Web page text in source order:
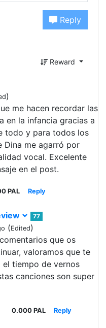
Reply
Reward
)
me hacen recordar las
en la infancia gracias a
todo y para todos los
Dina me agarró por
vocal. Excelente
en el post.
PAL Reply
77
(Edited)
que os
valoramos que te
el tiempo de vernos
canciones son super
0.000 PAL Reply